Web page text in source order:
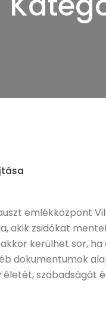
emlékközpont
akik zsidókat
kerülhet sor,
dokumentumok
életét,